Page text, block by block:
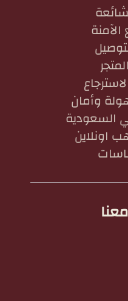
وأمان
السعودية
اونلاين